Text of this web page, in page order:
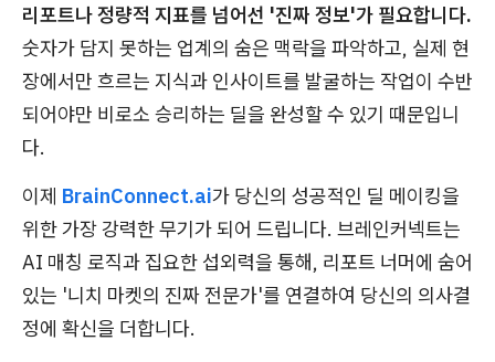
리포트나 정량적 지표를 넘어선 '진짜 정보'가 필요합니다.
숫자가 담지 못하는 업계의 숨은 맥락을 파악하고, 실제 현
장에서만 흐르는 지식과 인사이트를 발굴하는 작업이 수반
되어야만 비로소 승리하는 딜을 완성할 수 있기 때문입니
다.
이제 BrainConnect.ai가 당신의 성공적인 딜 메이킹을
위한 가장 강력한 무기가 되어 드립니다. 브레인커넥트는
AI 매칭 로직과 집요한 섭외력을 통해, 리포트 너머에 숨어
있는 '니치 마켓의 진짜 전문가'를 연결하여 당신의 의사결
정에 확신을 더합니다.